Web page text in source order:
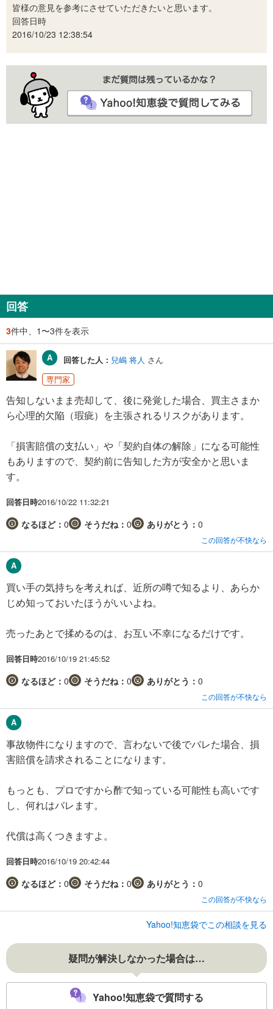
皆様の意見を参考にさせていただきたいと思います。
回答日時
2016/10/23 12:38:54
回答
3件中、1〜3件を表示
回答した人： 兒嶋 将人 さん
専門家
告知しないまま売却して、後に発覚した場合、買主さまか
ら心理的欠陥（瑕疵）を主張されるリスクがあります。
「損害賠償の支払い」や「契約自体の解除」になる可能性
もありますので、契約前に告知した方が安全かと思いま
す。
回答日時2016/10/22 11:32:21
なるほど： 0 そうだね： 0 ありがとう： 0
この回答が不快なら
買い手の気持ちを考えれば、近所の噂で知るより、あらか
じめ知っておいたほうがいいよね。
売ったあとで揉めるのは、お互い不幸になるだけです。
回答日時2016/10/19 21:45:52
なるほど： 0 そうだね： 0 ありがとう： 0
この回答が不快なら
事故物件になりますので、言わないで後でバレた場合、損
害賠償を請求されることになります。
もっとも、プロですから酢で知っている可能性も高いです
し、何れはバレます。
代償は高くつきますよ。
回答日時2016/10/19 20:42:44
なるほど： 0 そうだね： 0 ありがとう： 0
この回答が不快なら
Yahoo!知恵袋でこの相談を見る
疑問が解決しなかった場合は…
Yahoo!知恵袋で質問する